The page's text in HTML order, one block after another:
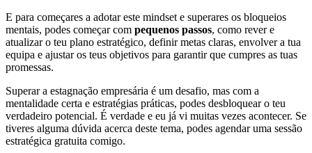
E para começares a adotar este mindset e superares os bloqueios
mentais, podes começar com pequenos passos, como rever e
atualizar o teu plano estratégico, definir metas claras, envolver a tua
equipa e ajustar os teus objetivos para garantir que cumpres as tuas
promessas.
Superar a estagnação empresária é um desafio, mas com a
mentalidade certa e estratégias práticas, podes desbloquear o teu
verdadeiro potencial. É verdade e eu já vi muitas vezes acontecer. Se
tiveres alguma dúvida acerca deste tema, podes agendar uma sessão
estratégica gratuita comigo.